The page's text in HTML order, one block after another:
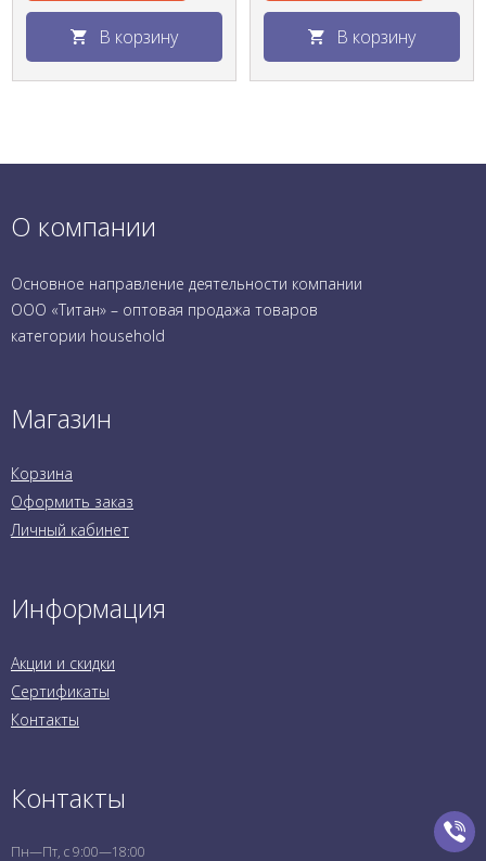
В корзину В корзину
О компании
Основное направление деятельности компании
ООО «Титан» – оптовая продажа товаров
категории household
Магазин
Корзина
Оформить заказ
Личный кабинет
Информация
Акции и скидки
Сертификаты
Контакты
Контакты
Пн—Пт, с 9:00—18:00